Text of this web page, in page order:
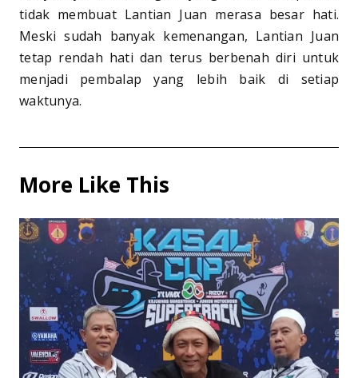
tidak membuat Lantian Juan merasa besar hati.
Meski sudah banyak kemenangan, Lantian Juan
tetap rendah hati dan terus berbenah diri untuk
menjadi pembalap yang lebih baik di setiap
waktunya.
More Like This